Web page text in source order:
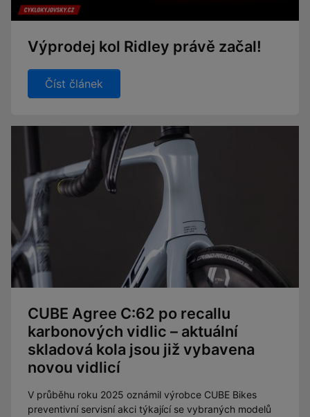
Výprodej kol Ridley právě začal!
Číst článek
CUBE Agree C:62 po recallu
karbonových vidlic – aktuální
skladová kola jsou již vybavena
novou vidlicí
V průběhu roku 2025 oznámil výrobce CUBE Bikes
preventivní servisní akci týkající se vybraných modelů